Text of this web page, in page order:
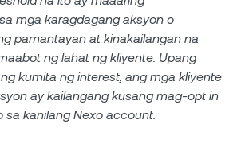
mga karagdagang aksyon o
pamantayan at kinakailangan na
ng lahat ng kliyente. Upang
kumita ng interest, ang mga kliyente
ay kailangang kusang mag-opt in
sa kanilang Nexo account.